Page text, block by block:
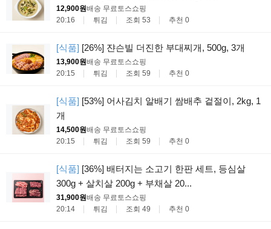
12,900원배송 무료 토스쇼핑
20:16
튀김 조회 53 추천 0
[식품] [26%] 쟌슨빌 더진한 부대찌개, 500g, 3개
13,900원배송 무료 토스쇼핑
20:15
튀김 조회 59 추천 0
[식품] [53%] 어사김치 알배기 쌈배추 겉절이, 2kg, 1
개
14,500원배송 무료 토스쇼핑
20:15
튀김 조회 59 추천 0
[식품] [36%] 배터지는 소고기 한판 세트, 등심살
300g + 살치살 200g + 부채살 20...
31,900원배송 무료 토스쇼핑
20:14
튀김 조회 49 추천 0